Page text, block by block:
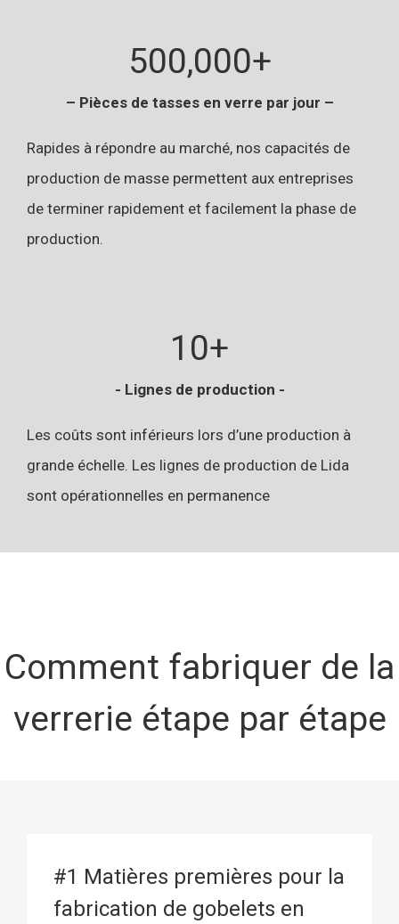
500,000+
– Pièces de tasses en verre par jour –
Rapides à répondre au marché, nos capacités de
production de masse permettent aux entreprises
de terminer rapidement et facilement la phase de
production.
10+
- Lignes de production -
Les coûts sont inférieurs lors d’une production à
grande échelle. Les lignes de production de Lida
sont opérationnelles en permanence
Comment fabriquer de la
verrerie étape par étape
#1 Matières premières pour la
fabrication de gobelets en